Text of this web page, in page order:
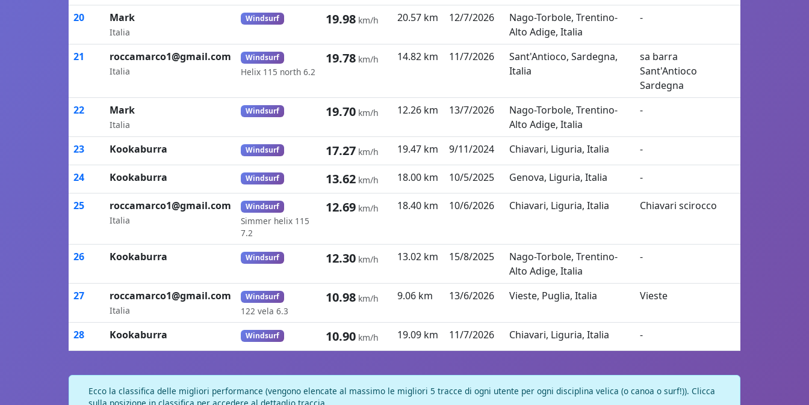
20 Mark
Italia
Windsurf 19.98 km/h 20.57 km 12/7/2026
Nago-Torbole, Trentino-
Alto Adige, Italia
-
21 roccamarco1@gmail.com
Italia
Windsurf
Helix 115 north 6.2
19.78 km/h 14.82 km 11/7/2026
Sant'Antioco, Sardegna,
Italia
sa barra
Sant'Antioco
Sardegna
22
Mark
Italia
Windsurf 19.70 km/h 12.26 km 13/7/2026
Nago-Torbole, Trentino-
Alto Adige, Italia
-
23 Kookaburra Windsurf 17.27 km/h 19.47 km 9/11/2024 Chiavari, Liguria, Italia -
24 Kookaburra Windsurf 13.62 km/h 18.00 km 10/5/2025 Genova, Liguria, Italia -
25 roccamarco1@gmail.com
Italia
Windsurf
Simmer helix 115
7.2
12.69 km/h 18.40 km 10/6/2026 Chiavari, Liguria, Italia Chiavari scirocco
26 Kookaburra Windsurf 12.30 km/h 13.02 km 15/8/2025
Nago-Torbole, Trentino-
Alto Adige, Italia
-
27 roccamarco1@gmail.com
Italia
Windsurf
122 vela 6.3
10.98 km/h 9.06 km 13/6/2026 Vieste, Puglia, Italia Vieste
28 Kookaburra Windsurf 10.90 km/h 19.09 km 11/7/2026 Chiavari, Liguria, Italia -
Ecco la classifica delle migliori performance (vengono elencate al massimo le migliori 5 tracce di ogni utente per ogni disciplina velica (o canoa o surf!)). Clicca